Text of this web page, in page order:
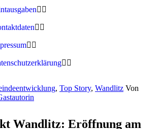
, Top Story, Wandlitz Von
Wandlitz: Eröffnung am